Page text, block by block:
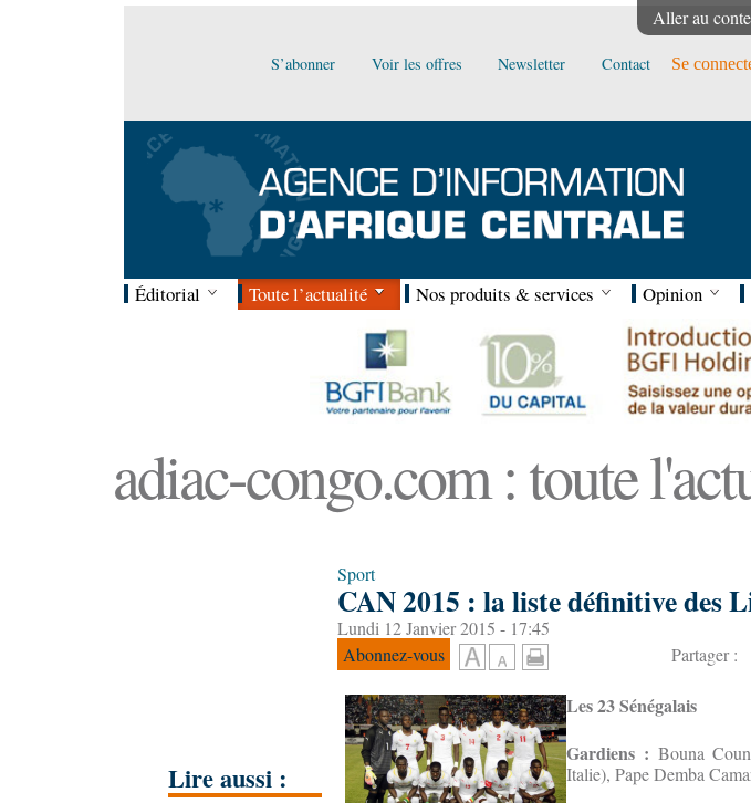
Aller au
S’abonner Voir les offres Newsletter Contact Se
Éditorial Toute l’actualité Nos produits & services Opinion
adiac-congo.com : toute
Lire aussi :
Sport
CAN 2015 : la liste définitive des
Lundi 12 Janvier 2015 - 17:45
Abonnez-vous
Partager :
Les 23 Sénégalais
Gardiens : Bouna
Italie), Pape Demba